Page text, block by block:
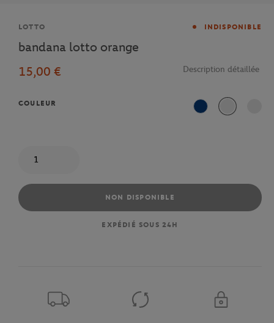
Marque
LOTTO INDISPONIBLE
bandana lotto orange
15,00 €
Description détaillée
COULEUR
Bleu
NON DISPONIBLE
EXPÉDIÉ SOUS 24H